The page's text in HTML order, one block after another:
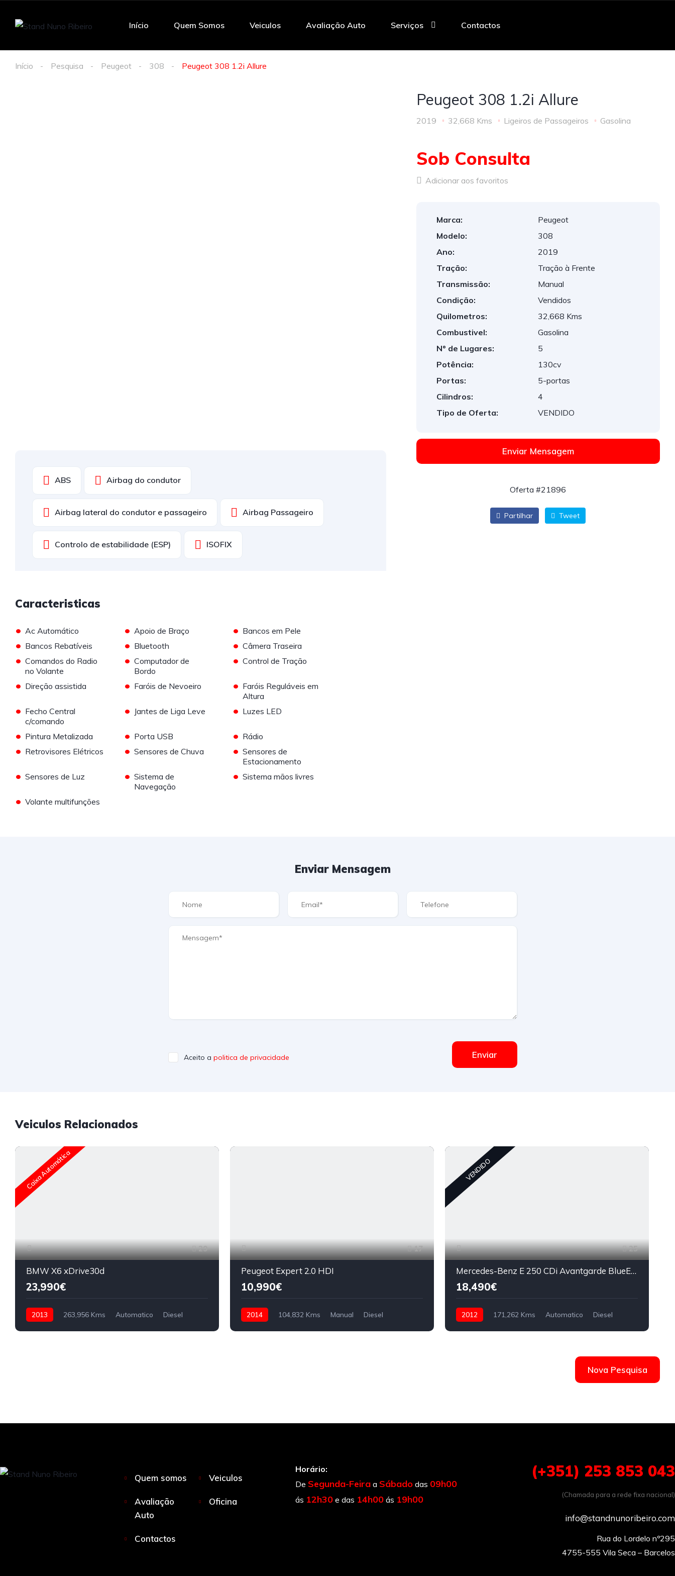
Início Quem Somos Veiculos Avaliação Auto Serviços Contactos
Início Pesquisa Peugeot 308 Peugeot 308 1.2i Allure
ABS Airbag do condutor
Airbag lateral do condutor e passageiro Airbag Passageiro
Controlo de estabilidade (ESP) ISOFIX
Caracteristicas
• Ac Automático • Apoio de Braço • Bancos em Pele
• Bancos Rebatíveis • Bluetooth • Câmera Traseira
• Comandos do Radio
no Volante
• Computador de
Bordo
• Control de Tração
• Direção assistida • Faróis de Nevoeiro • Faróis Reguláveis em
Altura
• Fecho Central
c/comando
• Jantes de Liga Leve • Luzes LED
• Pintura Metalizada • Porta USB • Rádio
• Retrovisores Elétricos • Sensores de Chuva • Sensores de
Estacionamento
• Sensores de Luz • Sistema de
Navegação
• Sistema mãos livres
• Volante multifunções
Peugeot 308 1.2i Allure
2019 32,668 Kms Ligeiros de Passageiros Gasolina
Sob Consulta
Adicionar aos favoritos
Marca:
Peugeot
Modelo:
308
Ano:
2019
Tração:
Tração à Frente
Transmissão:
Manual
Condição:
Vendidos
Quilometros:
32,668 Kms
Combustivel:
Gasolina
Nº de Lugares:
5
Potência:
130cv
Portas:
5-portas
Cilindros:
4
Tipo de Oferta:
VENDIDO
Enviar Mensagem
Oferta #21896
Partilhar Tweet
Enviar Mensagem
Aceito a politica de privacidade Enviar
Veiculos Relacionados
Caixa Automática
29
BMW X6 xDrive30d
23,990€
2013 263,956 Kms Automatico Diesel
17
Peugeot Expert 2.0 HDI
10,990€
2014 104,832 Kms Manual Diesel
VENDIDO
25
Mercedes-Benz E 250 CDi Avantgarde BlueEfficiency Auto
18,490€
2012 171,262 Kms Automatico Diesel
Nova Pesquisa
Quem somos Veiculos
Avaliação
Auto
Oficina
Contactos
Horário:
De Segunda-Feiraa Sábado das 09h00
ás 12h30 e das 14h00 ás 19h00
(+351) 253 853 043
(Chamada para a rede fixa nacional)
info@standnunoribeiro.com
Rua do Lordelo nº295